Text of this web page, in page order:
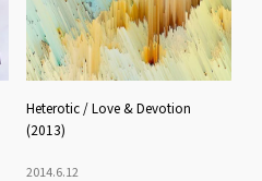
Heterotic / Love & Devotion
(2013)
2014.6.12